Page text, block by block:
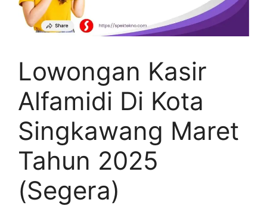
Lowongan Kasir
Alfamidi Di Kota
Singkawang Maret
Tahun 2025
(Segera)